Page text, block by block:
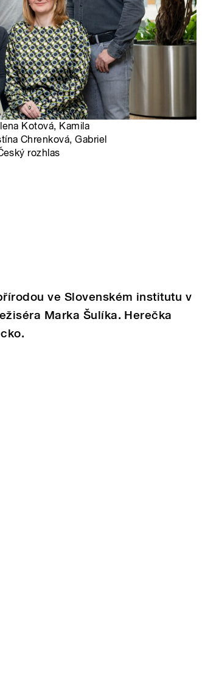
Kotová, Kamila
Chrenková, Gabriel
rozhlas
ve Slovenském institutu v
Marka Šulíka. Herečka